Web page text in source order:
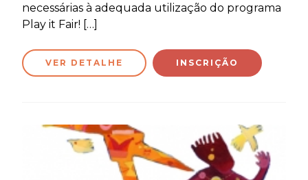
necessárias à adequada utilização do programa
Play it Fair! […]
VER DETALHE INSCRIÇÃO